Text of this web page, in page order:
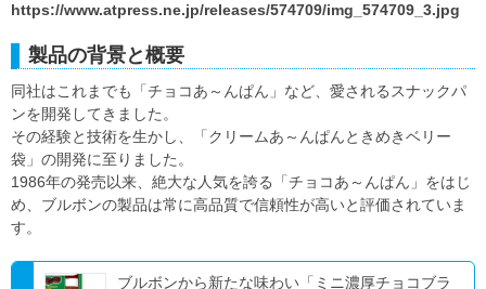
https://www.atpress.ne.jp/releases/574709/img_574709_3.jpg
製品の背景と概要
同社はこれまでも「チョコあ～んぱん」など、愛されるスナックパ
ンを開発してきました。
その経験と技術を生かし、「クリームあ～んぱんときめきベリー
袋」の開発に至りました。
1986年の発売以来、絶大な人気を誇る「チョコあ～んぱん」をはじ
め、ブルボンの製品は常に高品質で信頼性が高いと評価されていま
す。
ブルボンから新たな味わい「ミニ濃厚チョコブラ